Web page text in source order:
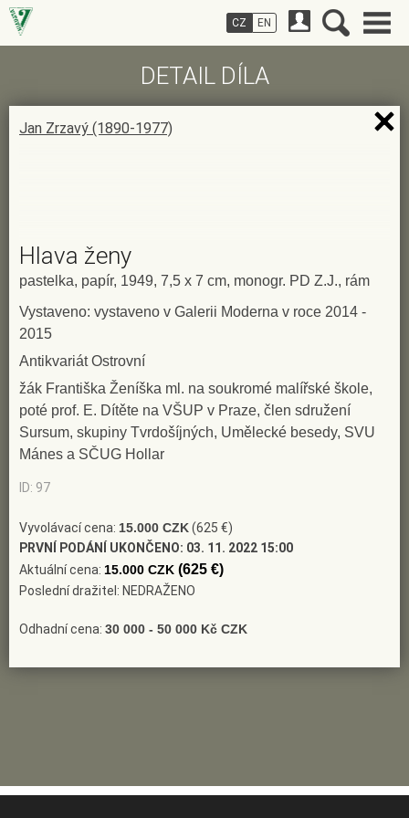
DETAIL DÍLA
Jan Zrzavý (1890-1977)
Hlava ženy
pastelka, papír, 1949, 7,5 x 7 cm, monogr. PD Z.J., rám
Vystaveno: vystaveno v Galerii Moderna v roce 2014 -
2015
Antikvariát Ostrovní
žák Františka Ženíška ml. na soukromé malířské škole,
poté prof. E. Dítěte na VŠUP v Praze, člen sdružení
Sursum, skupiny Tvrdošíjných, Umělecké besedy, SVU
Mánes a SČUG Hollar
ID: 97
Vyvolávací cena: 15.000 CZK(625 €)
PRVNÍ PODÁNÍ UKONČENO: 03. 11. 2022 15:00
Aktuální cena: 15.000 CZK (625 €)
Poslední dražitel: NEDRAŽENO
Odhadní cena: 30 000 - 50 000 Kč CZK
CZ EN